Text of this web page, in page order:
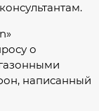
о
написанный